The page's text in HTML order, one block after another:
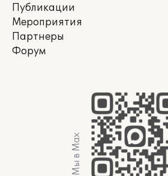
Публикации
Мероприятия
Партнеры
Форум
Мы в Max